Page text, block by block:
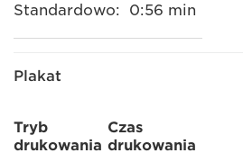
Standardowo: 0:56 min
Plakat
Tryb
drukowania
Czas
drukowania